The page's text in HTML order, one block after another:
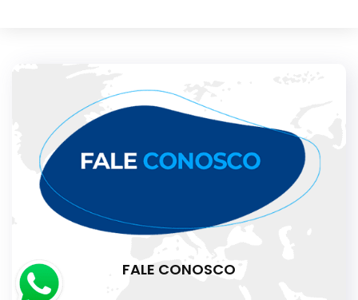
FALE CONOSCO